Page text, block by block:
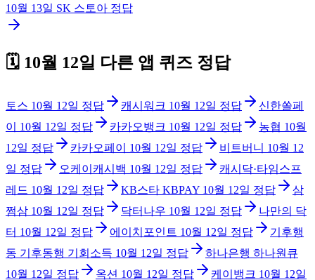
10월 13일 SK 스토아 정답
🗓️ 10월 12일 다른 앱 퀴즈 정답
토스 10월 12일 정답 캐시워크 10월 12일 정답
신한쏠페
이
10월 12일 정답 카카오뱅크 10월 12일 정답 농협 10월
12일 정답 카카오페이 10월 12일 정답 비트버니 10월 12
일 정답 오케이캐시백 10월 12일 정답
캐시닥·타임스프
레드 10월 12일 정답 KB스타 KBPAY 10월 12일 정답
삼
쩜삼 10월 12일 정답 닥터나우 10월 12일 정답
나만의 닥
터 10월 12일 정답 에이치포인트 10월 12일 정답
기후행
동 기후동행 기회소득 10월 12일 정답
하나은행 하나원큐
10월 12일 정답 옥션 10월 12일 정답 케이뱅크 10월 12일